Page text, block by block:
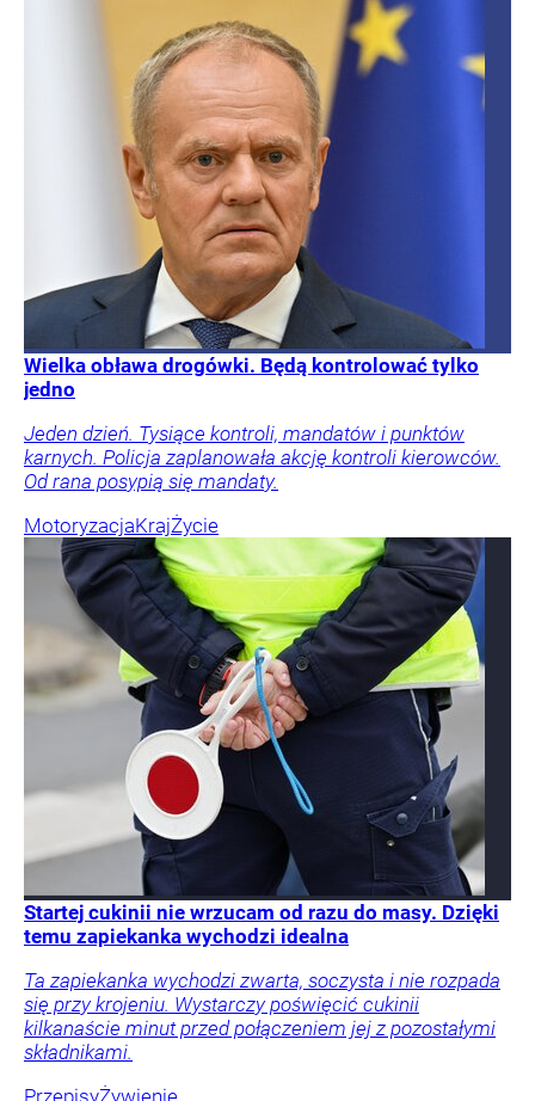
Wielka obława drogówki. Będą kontrolować tylko
jedno
Jeden dzień. Tysiące kontroli, mandatów i punktów
karnych. Policja zaplanowała akcję kontroli kierowców.
Od rana posypią się mandaty.
MotoryzacjaKrajŻycie
Startej cukinii nie wrzucam od razu do masy. Dzięki
temu zapiekanka wychodzi idealna
Ta zapiekanka wychodzi zwarta, soczysta i nie rozpada
się przy krojeniu. Wystarczy poświęcić cukinii
kilkanaście minut przed połączeniem jej z pozostałymi
składnikami.
PrzepisyŻywienie